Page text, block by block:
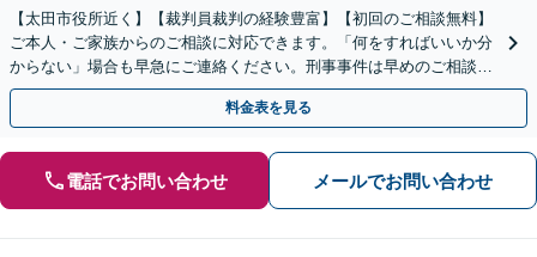
【太田市役所近く】【裁判員裁判の経験豊富】【初回のご相談無料】
ご本人・ご家族からのご相談に対応できます。「何をすればいいか分
からない」場合も早急にご連絡ください。刑事事件は早めのご相談が
「鍵」です。身柄解放、示談交渉など【休日の対応可能】
料金表を見る
電話でお問い合わせ メールでお問い合わせ